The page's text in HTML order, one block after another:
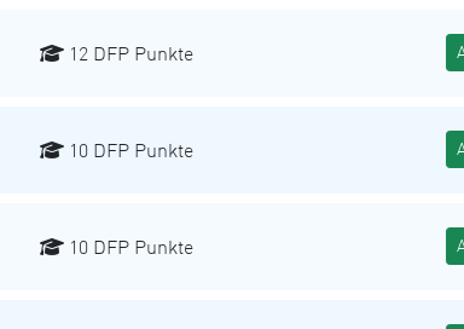
12 DFP Punkte
10 DFP Punkte
10 DFP Punkte